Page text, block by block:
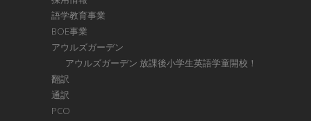
語学教育事業
BOE事業
アウルズガーデン
アウルズガーデン 放課後小学生英語学童開校！
翻訳
通訳
PCO